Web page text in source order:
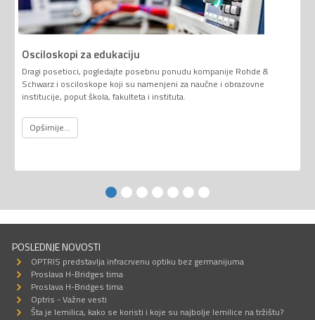
Osciloskopi za edukaciju
Dragi posetioci, pogledajte posebnu ponudu kompanije Rohde &
Schwarz i osciloskope koji su namenjeni za naučne i obrazovne
institucije, poput škola, fakulteta i instituta.
Opširnije...
POSLEDNJE NOVOSTI
OPTRIS predstavlja infracrvenu optiku bez germanijuma
Proslava H-Bridges tima
Proslava H-Bridges tima
Optris - Važne vesti
Šta je lemilica, kako se koristi i koje su najbolje lemilice na tržištu?